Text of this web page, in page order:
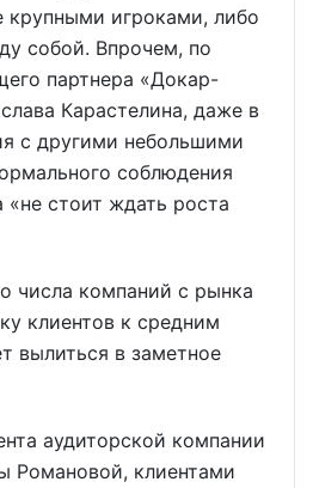
крупными игроками, либо
собой. Впрочем, по
партнера «Докар-
Карастелина, даже в
с другими небольшими
соблюдения
«не стоит ждать роста
числа компаний с рынка
клиентов к средним
вылиться в заметное
аудиторской компании
Романовой, клиентами